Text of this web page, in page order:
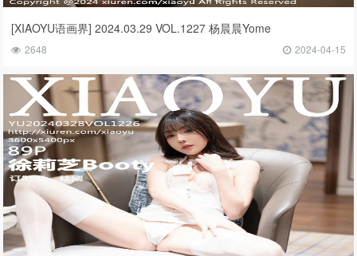
[XIAOYU语画界] 2024.03.29 VOL.1227 杨晨晨Yome
2648 2024-04-15